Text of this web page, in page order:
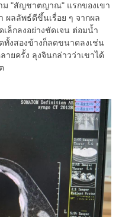
ม "สัญชาตญาณ" แรกของเขา
ผลลัพธ์ดีขึ้นเรื่อย ๆ จากผล
ล็กลงอย่างชัดเจน ต่อมน้ำ
ทั้งสองข้างก็ลดขนาดลงเช่น
ายครั้ง ลุงจินกล่าวว่าเขาได้